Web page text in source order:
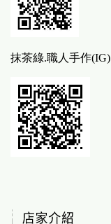
抹茶綠.職人手作(IG)